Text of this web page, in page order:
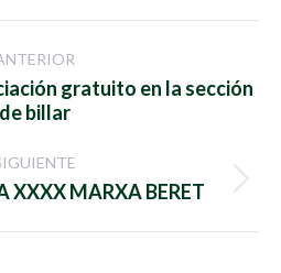
Publicación
anterior:
gratuito en la sección
de billar
Publicación
XXXX MARXA BERET